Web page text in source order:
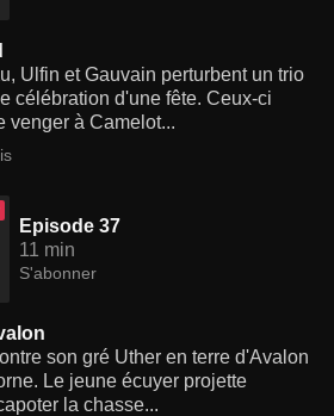
Ulfin et Gauvain perturbent un trio
célébration d'une fête. Ceux-ci
venger à Camelot...
Episode 37
11 min
S'abonner
son gré Uther en terre d'Avalon
Le jeune écuyer projette
la chasse...